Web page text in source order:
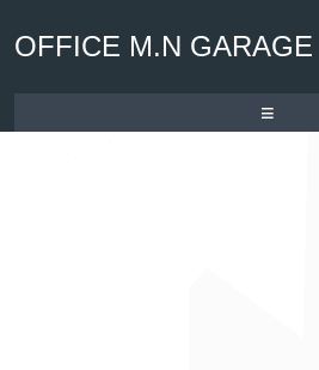
OFFICE M.N GARAGE
≡